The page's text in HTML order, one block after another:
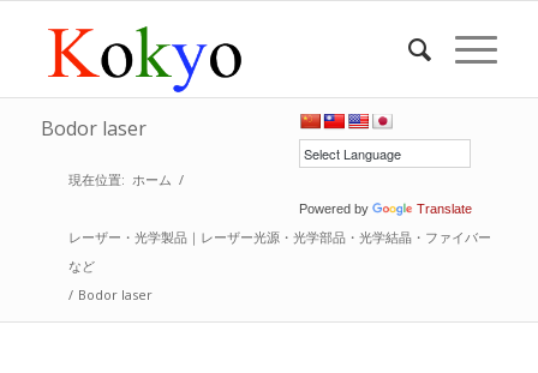
Bodor laser
Powered by Translate
現在位置: ホーム /
レーザー・光学製品｜レーザー光源・光学部品・光学結晶・ファイバー
など
/ Bodor laser